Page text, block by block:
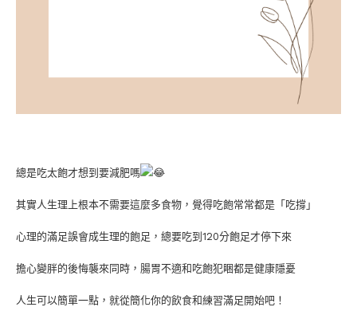
總是吃太飽才想到要減肥嗎
其實人生理上根本不需要這麼多食物，覺得吃飽常常都是「吃撐」
心理的滿足誤會成生理的飽足，總要吃到120分飽足才停下來
擔心變胖的後悔襲來同時，腸胃不適和吃飽犯睏都是健康隱憂
人生可以簡單一點，就從簡化你的飲食和練習滿足開始吧！